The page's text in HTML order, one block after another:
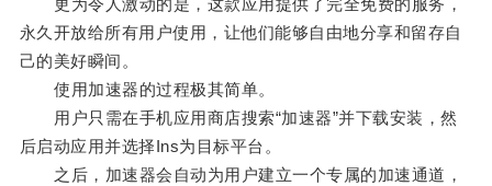
更为令人激动的是，这款应用提供了完全免费的服务，
永久开放给所有用户使用，让他们能够自由地分享和留存自
己的美好瞬间。
使用加速器的过程极其简单。
用户只需在手机应用商店搜索“加速器”并下载安装，然
后启动应用并选择Ins为目标平台。
之后，加速器会自动为用户建立一个专属的加速通道，